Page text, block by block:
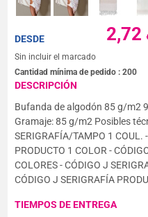
2,72
DESDE
Sin incluir el marcado
Cantidad mínima de pedido :200
DESCRIPCIÓN
Bufanda de algodón 85 g/m2
Gramaje: 85 g/m2 Posibles
SERIGRAFÍA/TAMPO 1 COUL.
PRODUCTO 1 COLOR -
COLORES - CÓDIGO J
CÓDIGO J SERIGRAFÍA
TIEMPOS DE ENTREGA